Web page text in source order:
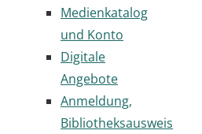
Medienkatalog
und Konto
Digitale
Angebote
Anmeldung,
Bibliotheksausweis